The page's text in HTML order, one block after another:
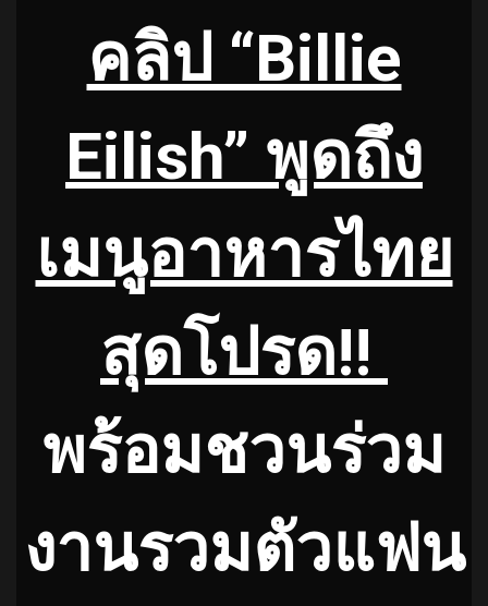
คลิป “Billie
Eilish” พูดถึง
เมนูอาหารไทย
สุดโปรด!!
พร้อมชวนร่วม
งานรวมตัวแฟน